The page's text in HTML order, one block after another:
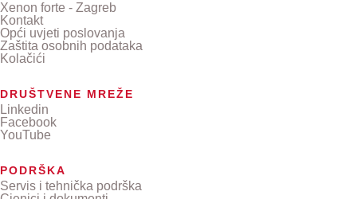
Xenon forte - Zagreb
Kontakt
Opći uvjeti poslovanja
Zaštita osobnih podataka
Kolačići
DRUŠTVENE MREŽE
Linkedin
Facebook
YouTube
PODRŠKA
Servis i tehnička podrška